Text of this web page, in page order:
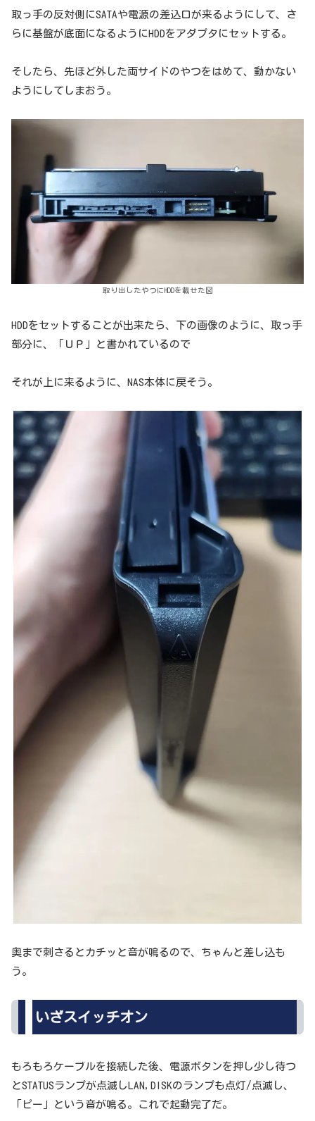
取っ手の反対側にSATAや電源の差込口が来るようにして、さ
らに基盤が底面になるようにHDDをアダプタにセットする。
そしたら、先ほど外した両サイドのやつをはめて、動かない
ようにしてしまおう。
取り出したやつにHDDを載せた図
HDDをセットすることが出来たら、下の画像のように、取っ手
部分に、「ＵＰ」と書かれているので
それが上に来るように、NAS本体に戻そう。
奥まで刺さるとカチッと音が鳴るので、ちゃんと差し込も
う。
いざスイッチオン
もろもろケーブルを接続した後、電源ボタンを押し少し待つ
とSTATUSランプが点滅しLAN,DISKのランプも点灯/点滅し、
「ピー」という音が鳴る。これで起動完了だ。